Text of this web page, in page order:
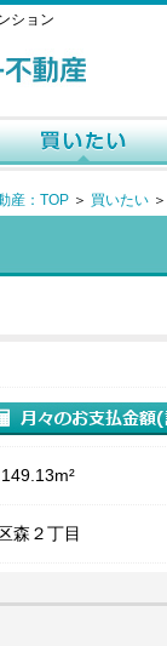
ション
産：TOP ＞ 買いたい ＞
149.13m²
森２丁目